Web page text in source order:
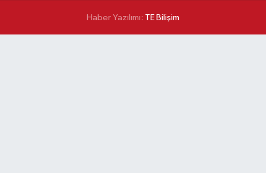
Haber Yazılımı: TE Bilişim